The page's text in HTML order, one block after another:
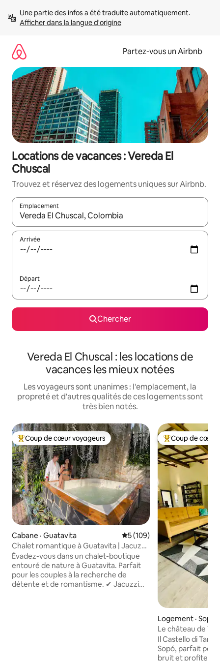
directement
Afficher dans la langue d'origine
Partez-vous un Airbnb
Locations de vacances : Vereda El
Chuscal
Trouvez et réservez des logements uniques sur Airbnb.
Emplacement
Quand les résultats sont affichés, parcourez-les en utilisant
Arrivée
Départ
Chercher
Vereda El Chuscal : les locations de
vacances les mieux notées
Les voyageurs sont unanimes : l'emplacement, la
propreté et d'autres qualités de ces logements sont
très bien notés.
Coup de cœur voyageurs parmi les plus aimés
Coup de cœur voyageurs
Cabane · Guatavita Note moyenne de 5 sur 5,
5 (109)
Chalet romantique à Guatavita | Jacuzzi
et foyer
Évadez-vous dans un chalet-boutique
entouré de nature à Guatavita. Parfait
pour les couples à la recherche de
détente et de romantisme. ✔ Jacuzzi
Coup de cœur
Coup de cœur
Logement · Sopó
Le château de
à Sopó
Il Castello di Tara
Sopó, parfait
bruit et profiter